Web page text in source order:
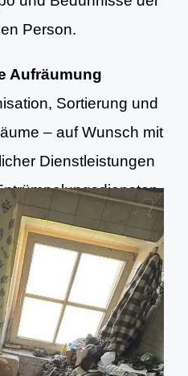
Person.
Aufräumung
Sortierung und
– auf Wunsch mit
Dienstleistungen